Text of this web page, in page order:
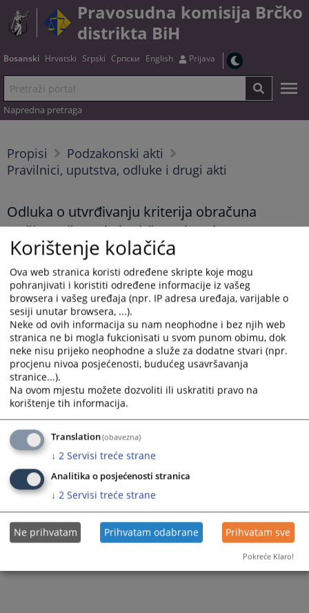
Pravosudna komisija Brčko
distrikta BiH
Bosanski Hrvatski Srpski Српски English Prijava
Napredna pretraga
Propisi
Podzakonski akti
Pravilnici, uputstva, odluke i drugi akti
Odluka o utvrđivanju kriterija obračuna
troškova čuvanja i održavanja privremeno
oduzete imovine
Tekst odluke možete preuzetiOVDJE.
Prikazana vijest je na: Bosanski jezik
Vijest dostupna još na: Hrvatski jezik Српски језик
138PREGLEDA
Korištenje kolačića
Ova web stranica koristi određene skripte koje mogu
pohranjivati i koristiti određene informacije iz vašeg
browsera i vašeg uređaja (npr. IP adresa uređaja, varijable o
sesiji unutar browsera, ...).
Neke od ovih informacija su nam neophodne i bez njih web
stranica ne bi mogla fukcionisati u svom punom obimu, dok
neke nisu prijeko neophodne a služe za dodatne stvari (npr.
procjenu nivoa posjećenosti, budućeg usavršavanja
stranice...).
Na ovom mjestu možete dozvoliti ili uskratiti pravo na
korištenje tih informacija.
Translation(obavezna)
↓ 2 Servisi treće strane
Analitika o posjećenosti stranica
↓ 2 Servisi treće strane
Ne prihvatam Prihvatam odabrane Prihvatam sve
Pokreće Klaro!